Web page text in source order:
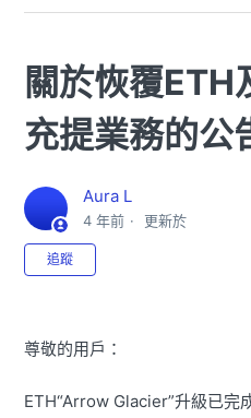
關於恢覆
充提業務的公
Aura L
4 年前 更新於
追蹤
尊敬的用戶：
ETH“Arrow Glacier”升級已完